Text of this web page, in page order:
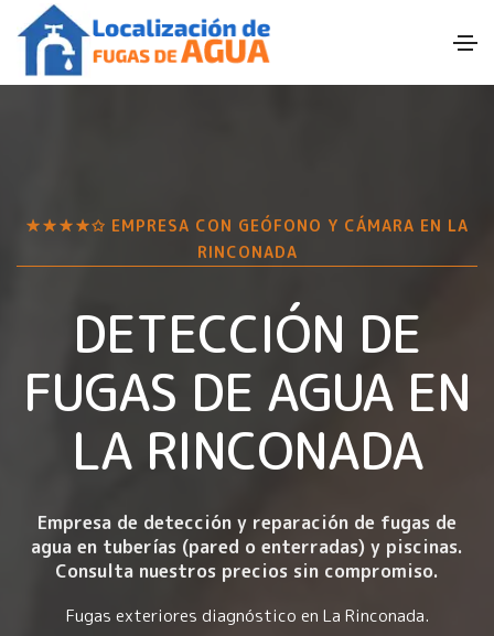
★★★★✩ EMPRESA CON GEÓFONO Y CÁMARA EN LA
RINCONADA
DETECCIÓN DE
FUGAS DE AGUA EN
LA RINCONADA
Empresa de detección y reparación de fugas de
agua en tuberías (pared o enterradas) y piscinas.
Consulta nuestros precios sin compromiso.
Fugas exteriores diagnóstico en La Rinconada.